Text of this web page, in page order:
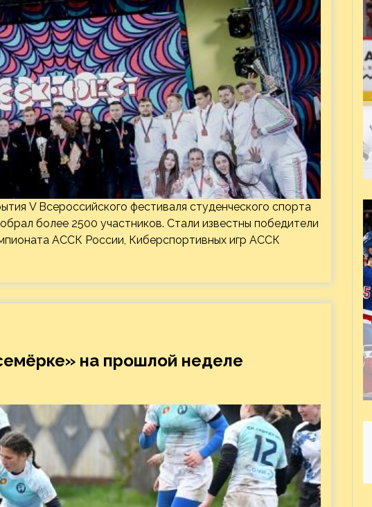
V Всероссийского фестиваля студенческого спорта
более 2500 участников. Стали известны победители
АССК России, Киберспортивных игр АССК
на прошлой неделе